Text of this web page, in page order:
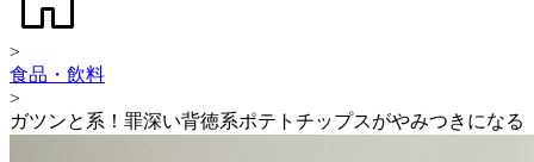
>
食品・飲料
>
ガツンと系！罪深い背徳系ポテトチップスがやみつきになる